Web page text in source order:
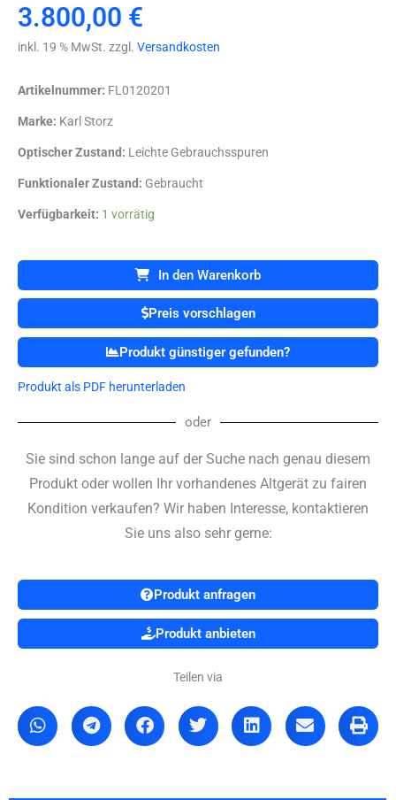
3.800,00 €
inkl. 19 % MwSt. zzgl. Versandkosten
Artikelnummer: FL0120201
Marke: Karl Storz
Optischer Zustand: Leichte Gebrauchsspuren
Funktionaler Zustand: Gebraucht
Verfügbarkeit: 1 vorrätig
Karl
20
22201020
1
HD
Kamerakonsole
In den Warenkorb
Preis vorschlagen
Produkt günstiger gefunden?
Produkt als PDF herunterladen
oder
Sie sind schon lange auf der Suche nach genau diesem
Produkt oder wollen Ihr vorhandenes Altgerät zu fairen
Kondition verkaufen? Wir haben Interesse, kontaktieren
Sie uns also sehr gerne:
Produkt anfragen
Produkt anbieten
Teilen via